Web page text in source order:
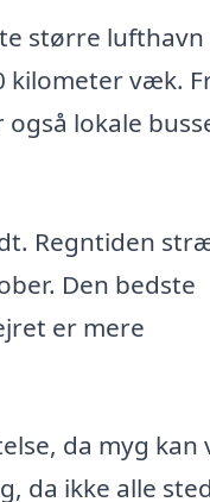
større
kilometer væk.
lokale
Regntiden
Den bedste
er mere
da myg kan
da ikke alle